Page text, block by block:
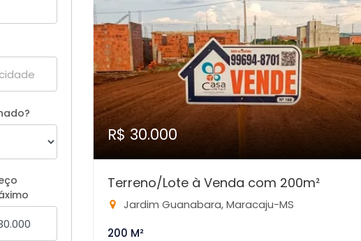
R$ 30.000
Terreno/Lote à Venda com 200m²
Jardim Guanabara, Maracaju-MS
200 M²